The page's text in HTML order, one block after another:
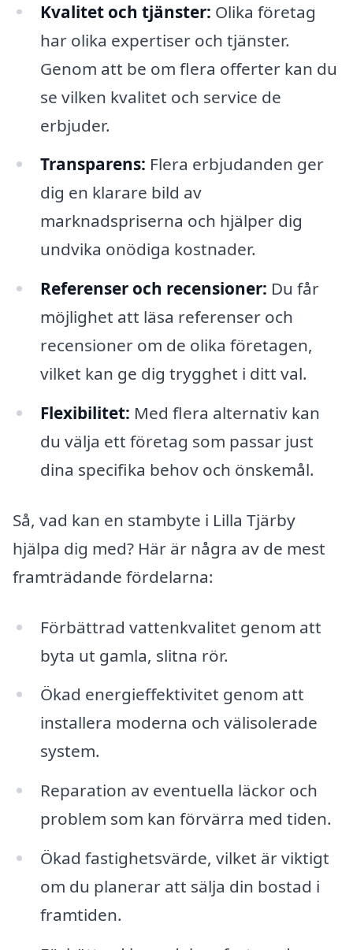
Kvalitet och tjänster: Olika företag
har olika expertiser och tjänster.
Genom att be om flera offerter kan du
se vilken kvalitet och service de
erbjuder.
Transparens: Flera erbjudanden ger
dig en klarare bild av
marknadspriserna och hjälper dig
undvika onödiga kostnader.
Referenser och recensioner: Du får
möjlighet att läsa referenser och
recensioner om de olika företagen,
vilket kan ge dig trygghet i ditt val.
Flexibilitet: Med flera alternativ kan
du välja ett företag som passar just
dina specifika behov och önskemål.
Så, vad kan en stambyte i Lilla Tjärby
hjälpa dig med? Här är några av de mest
framträdande fördelarna:
Förbättrad vattenkvalitet genom att
byta ut gamla, slitna rör.
Ökad energieffektivitet genom att
installera moderna och välisolerade
system.
Reparation av eventuella läckor och
problem som kan förvärra med tiden.
Ökad fastighetsvärde, vilket är viktigt
om du planerar att sälja din bostad i
framtiden.